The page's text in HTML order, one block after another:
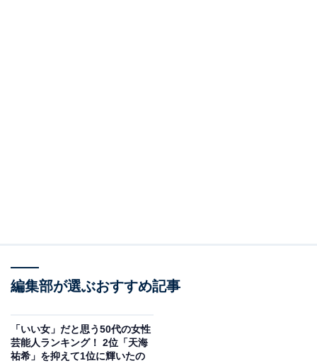
編集部が選ぶおすすめ記事
「いい女」だと思う50代の女性
芸能人ランキング！ 2位「天海
祐希」を抑えて1位に輝いたの